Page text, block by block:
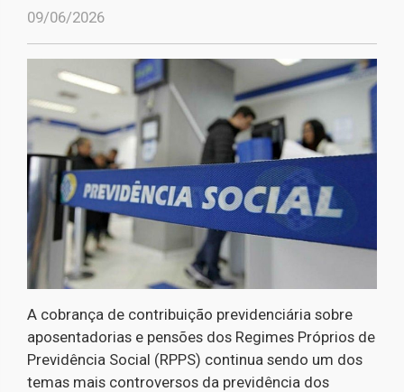
09/06/2026
A cobrança de contribuição previdenciária sobre
aposentadorias e pensões dos Regimes Próprios de
Previdência Social (RPPS) continua sendo um dos
temas mais controversos da previdência dos